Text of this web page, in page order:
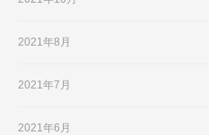
2021年8月
2021年7月
2021年6月